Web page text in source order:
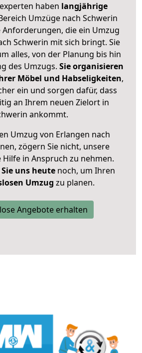
haben langjährige
Umzüge nach Schwerin
die ein Umzug
Schwerin mit sich bringt. Sie
alles, von der Planung bis hin
des Umzugs. Sie organisieren
Möbel und Habseligkeiten,
ein und sorgen dafür, dass
an Ihrem neuen Zielort in
ankommt.
Umzug von Erlangen nach
zögern Sie nicht, unsere
in Anspruch zu nehmen.
uns heutenoch, um Ihren
Umzug zu planen.
Angebote erhalten